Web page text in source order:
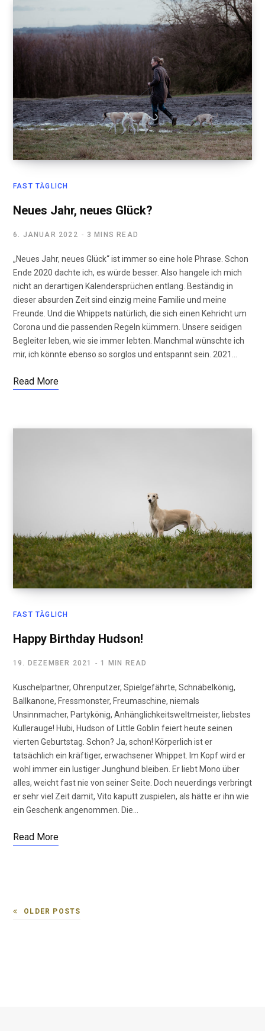
FAST TÄGLICH
Neues Jahr, neues Glück?
6. JANUAR 2022 3 MINS READ
„Neues Jahr, neues Glück“ ist immer so eine hole Phrase. Schon
Ende 2020 dachte ich, es würde besser. Also hangele ich mich
nicht an derartigen Kalendersprüchen entlang. Beständig in
dieser absurden Zeit sind einzig meine Familie und meine
Freunde. Und die Whippets natürlich, die sich einen Kehricht um
Corona und die passenden Regeln kümmern. Unsere seidigen
Begleiter leben, wie sie immer lebten. Manchmal wünschte ich
mir, ich könnte ebenso so sorglos und entspannt sein. 2021…
Read More
FAST TÄGLICH
Happy Birthday Hudson!
19. DEZEMBER 2021 1 MIN READ
Kuschelpartner, Ohrenputzer, Spielgefährte, Schnäbelkönig,
Ballkanone, Fressmonster, Freumaschine, niemals
Unsinnmacher, Partykönig, Anhänglichkeitsweltmeister, liebstes
Kullerauge! Hubi, Hudson of Little Goblin feiert heute seinen
vierten Geburtstag. Schon? Ja, schon! Körperlich ist er
tatsächlich ein kräftiger, erwachsener Whippet. Im Kopf wird er
wohl immer ein lustiger Junghund bleiben. Er liebt Mono über
alles, weicht fast nie von seiner Seite. Doch neuerdings verbringt
er sehr viel Zeit damit, Vito kaputt zuspielen, als hätte er ihn wie
ein Geschenk angenommen. Die…
Read More
OLDER POSTS